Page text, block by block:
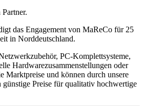
das Engagement von MaReCo für 25
in Norddeutschland.
PC-Komplettsysteme,
Hardwarezusammenstellungen oder
Marktpreise und können durch unsere
günstige Preise für qualitativ hochwertige